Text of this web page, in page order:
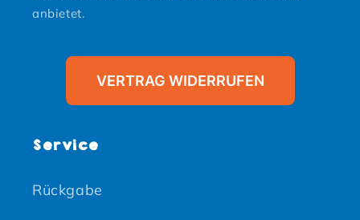
anbietet.
VERTRAG WIDERRUFEN
Service
Rückgabe